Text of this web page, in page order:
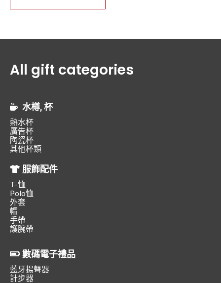
All gift categories
水樽, 杯
熱水杯
廣告杯
陶瓷杯
其他杯類
服飾配件
T-恤
Polo恤
外套
帽
手帶
護腕帶
數碼電子禮品
藍牙揚聲器
計步器